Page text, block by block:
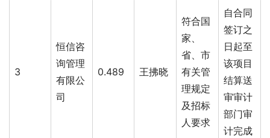
3
恒信咨
询管理
有限公
司
0.489 王拂晓
符合国
家、
省、市
有关管
理规定
及招标
人要求
自合同
签订之
日起至
该项目
结算送
审审计
部门审
计完成